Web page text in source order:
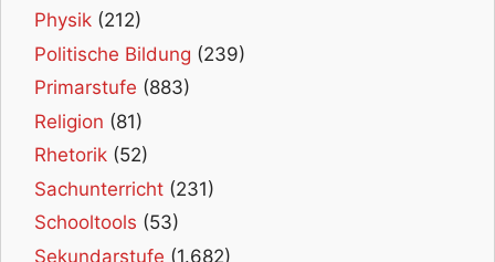
Physik (212)
Politische Bildung (239)
Primarstufe (883)
Religion (81)
Rhetorik (52)
Sachunterricht (231)
Schooltools (53)
Sekundarstufe (1.682)